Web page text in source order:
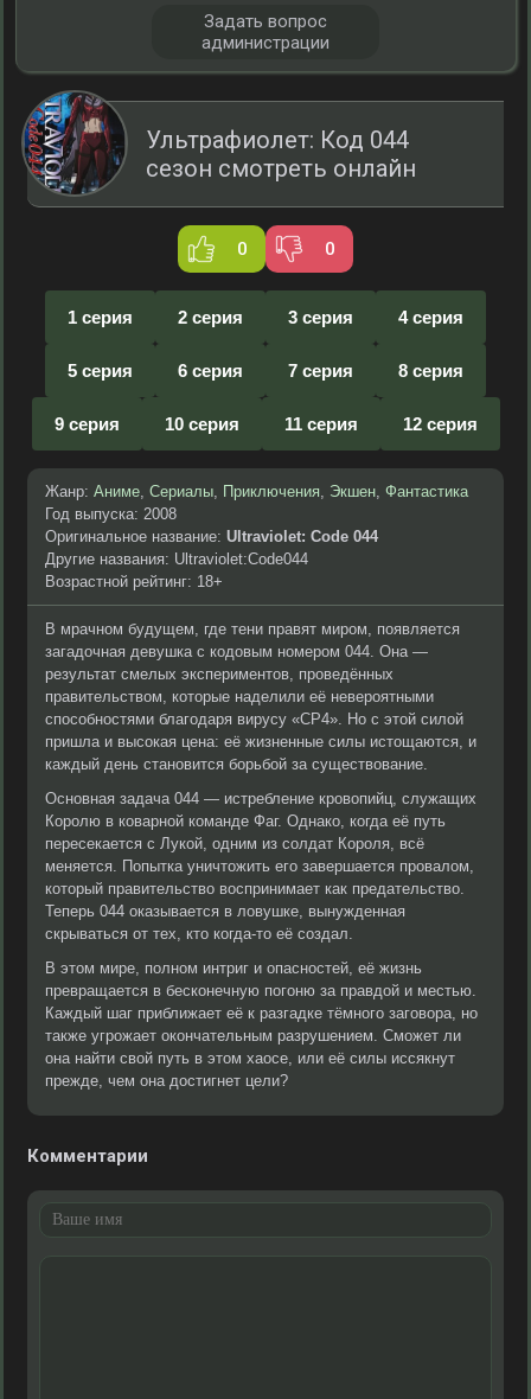
Ультрафиолет: Код 044
сезон смотреть онлайн
0 0
1 серия 2 серия 3 серия 4 серия
5 серия 6 серия 7 серия 8 серия
9 серия 10 серия 11 серия 12 серия
Жанр: Аниме, Сериалы, Приключения, Экшен, Фантастика
Год выпуска: 2008
Оригинальное название: Ultraviolet: Code 044
Другие названия: Ultraviolet:Code044
Возрастной рейтинг: 18+
В мрачном будущем, где тени правят миром, появляется
загадочная девушка с кодовым номером 044. Она —
результат смелых экспериментов, проведённых
правительством, которые наделили её невероятными
способностями благодаря вирусу «СР4». Но с этой силой
пришла и высокая цена: её жизненные силы истощаются, и
каждый день становится борьбой за существование.
Основная задача 044 — истребление кровопийц, служащих
Королю в коварной команде Фаг. Однако, когда её путь
пересекается с Лукой, одним из солдат Короля, всё
меняется. Попытка уничтожить его завершается провалом,
который правительство воспринимает как предательство.
Теперь 044 оказывается в ловушке, вынужденная
скрываться от тех, кто когда-то её создал.
В этом мире, полном интриг и опасностей, её жизнь
превращается в бесконечную погоню за правдой и местью.
Каждый шаг приближает её к разгадке тёмного заговора, но
также угрожает окончательным разрушением. Сможет ли
она найти свой путь в этом хаосе, или её силы иссякнут
прежде, чем она достигнет цели?
Комментарии
Задать вопрос
администрации